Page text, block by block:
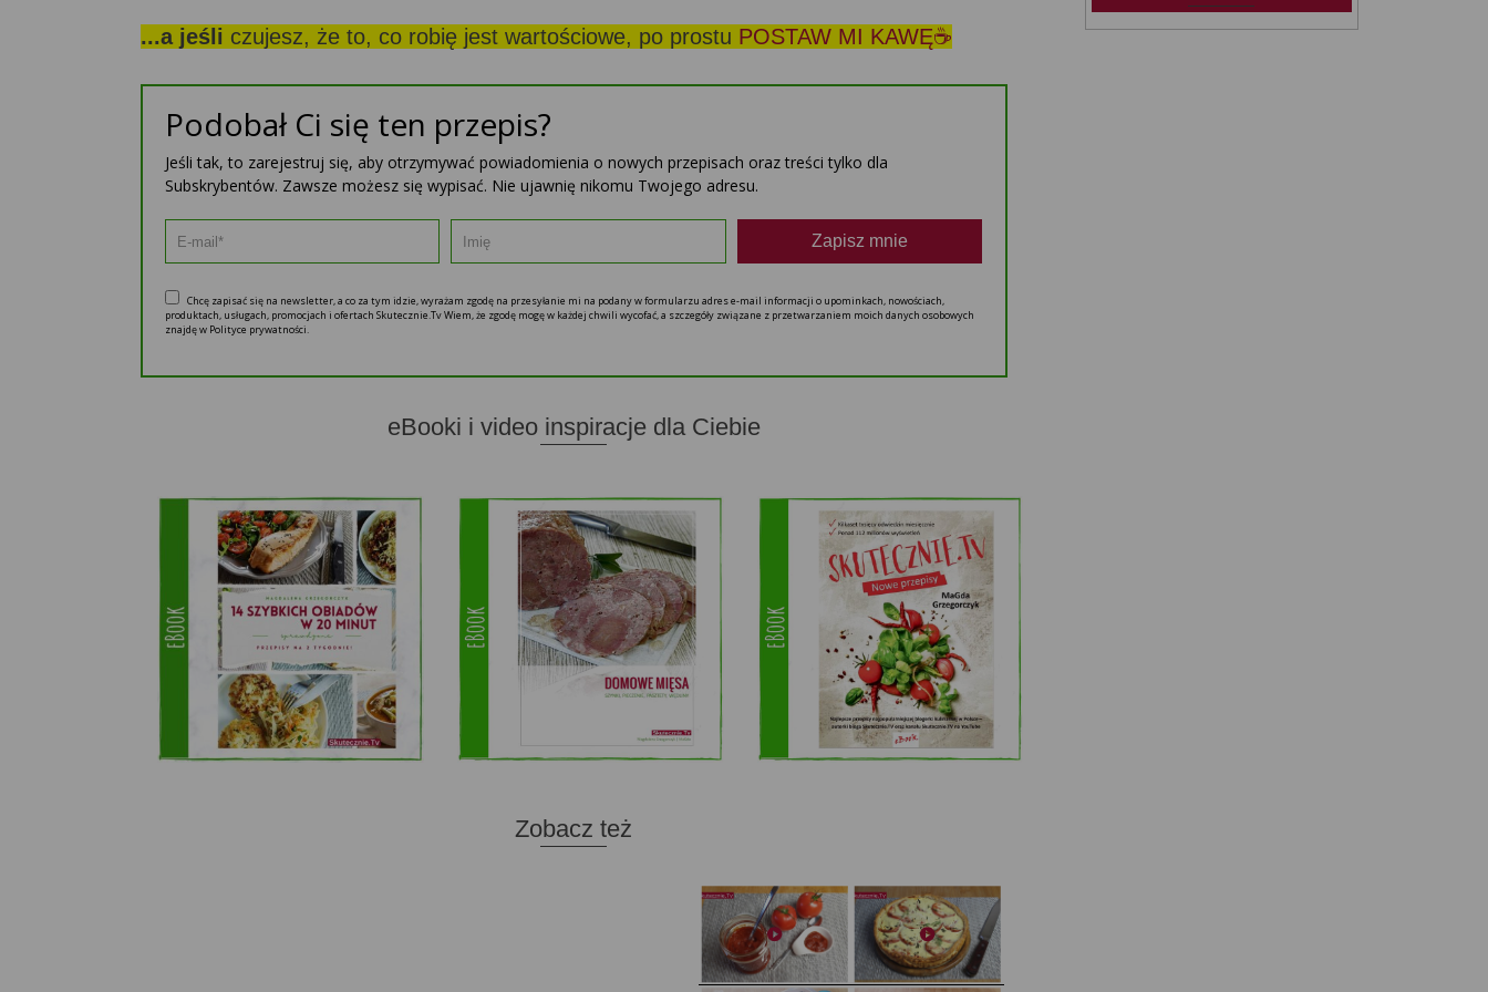
...a jeśli czujesz, że to, co robię jest wartościowe, po prostu POSTAW MI KAWĘ☕
Podobał Ci się ten przepis?
Jeśli tak, to zarejestruj się, aby otrzymywać powiadomienia o nowych przepisach oraz treści tylko dla
Subskrybentów. Zawsze możesz się wypisać. Nie ujawnię nikomu Twojego adresu.
Zapisz mnie
Chcę zapisać się na newsletter, a co za tym idzie, wyrażam zgodę na przesyłanie mi na podany w formularzu adres e-mail informacji o upominkach, nowościach,
produktach, usługach, promocjach i ofertach Skutecznie.Tv Wiem, że zgodę mogę w każdej chwili wycofać, a szczegóły związane z przetwarzaniem moich danych osobowych
znajdę w Polityce prywatności.
eBooki i video inspiracje dla Ciebie
Zobacz też